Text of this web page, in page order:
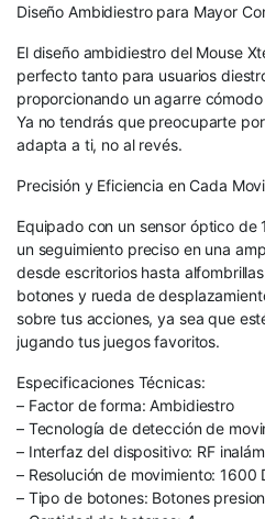
Diseño Ambidiestro para Mayor
El diseño ambidiestro del Mouse
perfecto tanto para usuarios
proporcionando un agarre
Ya no tendrás que preocuparte
adapta a ti, no al revés.
Precisión y Eficiencia en Cada
Equipado con un sensor óptico de
un seguimiento preciso en una
desde escritorios hasta
botones y rueda de
sobre tus acciones, ya sea que
jugando tus juegos favoritos.
Especificaciones Técnicas:
– Factor de forma: Ambidiestro
– Tecnología de detección de
– Interfaz del dispositivo: RF
– Resolución de movimiento: 1600
– Tipo de botones: Botones